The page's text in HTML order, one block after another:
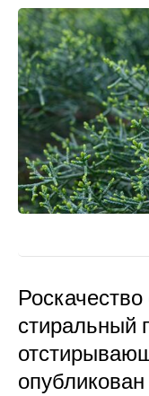
стиральный
опубликован